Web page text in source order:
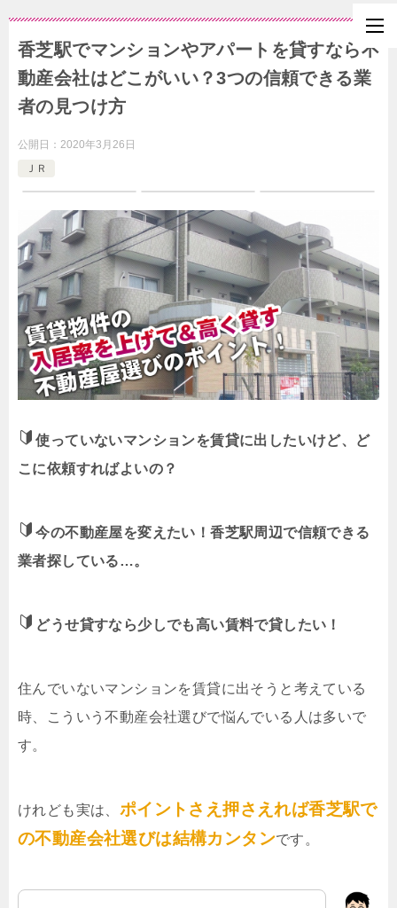
香芝駅でマンションやアパートを貸すなら不
動産会社はどこがいい？3つの信頼できる業
者の見つけ方
公開日： 2020年3月26日
ＪＲ
使っていないマンションを賃貸に出したいけど、ど
こに依頼すればよいの？
今の不動産屋を変えたい！香芝駅周辺で信頼できる
業者探している…。
どうせ貸すなら少しでも高い賃料で貸したい！
住んでいないマンションを賃貸に出そうと考えている
時、こういう不動産会社選びで悩んでいる人は多いで
す。
けれども実は、 ポイントさえ押さえれば香芝駅で
の不動産会社選びは結構カンタンです。